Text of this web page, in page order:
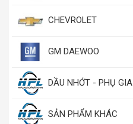
CHEVROLET
GM DAEWOO
DẦU NHỚT - PHỤ GIA
SẢN PHẨM KHÁC